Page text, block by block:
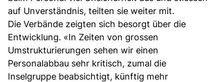
auf Unverständnis, teilten sie weiter mit.
Die Verbände zeigten sich besorgt über die
Entwicklung. «In Zeiten von grossen
Umstrukturierungen sehen wir einen
Personalabbau sehr kritisch, zumal die
Inselgruppe beabsichtigt, künftig mehr